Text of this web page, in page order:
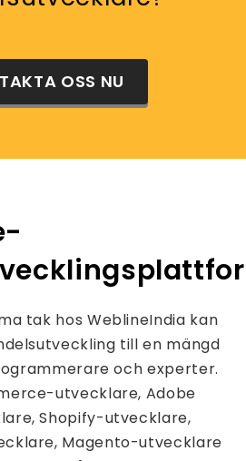
OSS NU
tak hos WeblineIndia kan
till en mängd
och experter.
utvecklare, Adobe
Shopify-utvecklare,
Magento-utvecklare